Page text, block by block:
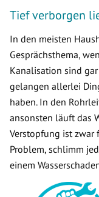
Tief verborgen
In den meisten
Gesprächsthema,
Kanalisation sind
gelangen allerlei
haben. In den
ansonsten läuft das
Verstopfung ist zwar
Problem, schlimm
einem